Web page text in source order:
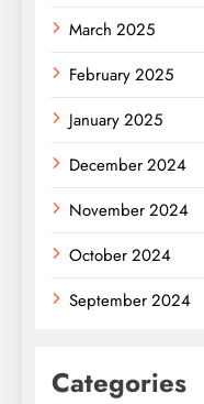
March 2025
February 2025
January 2025
December 2024
November 2024
October 2024
September 2024
Categories